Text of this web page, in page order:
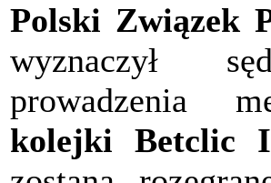
Polski Związek
wyznaczył
prowadzenia
kolejki Betclic